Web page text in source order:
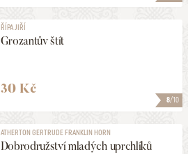
8/10
ŘÍPA JIŘÍ
Grozantův štít
30 Kč
ATHERTON GERTRUDE FRANKLIN HORN
Dobrodružství mladých uprchlíků